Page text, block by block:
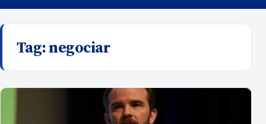
Menu
Tag:negociar